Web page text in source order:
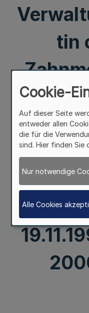
tin
ten
1999/
Cookie-
Auf dieser Seite
entweder allen
die für die
sind. Hier finden Sie
Nur notwendige
Alle Cookies